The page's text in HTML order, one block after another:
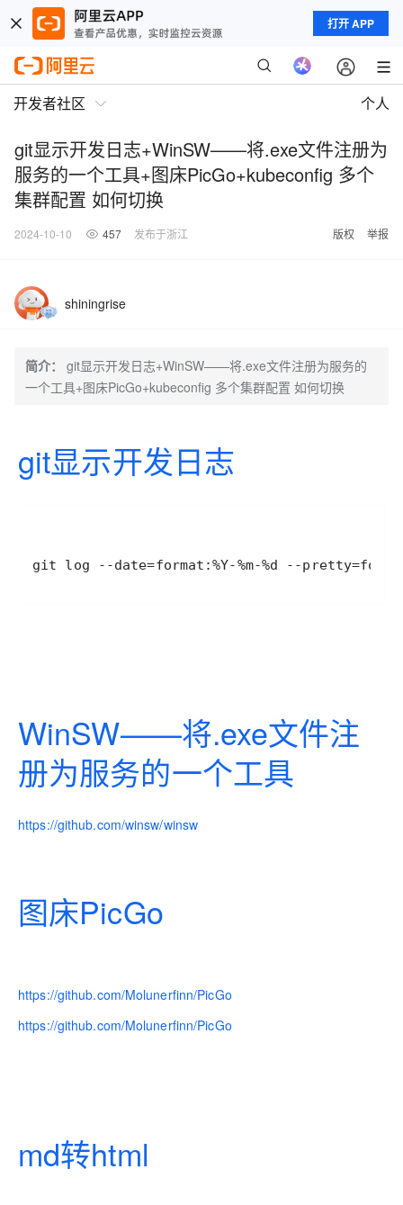
打开 APP
开发者社区 个人
git显示开发日志+WinSW——将.exe文件注册为
服务的一个工具+图床PicGo+kubeconfig 多个
集群配置 如何切换
2024-10-10 457 发布于浙江 版权 举报
shiningrise
简介：
git显示开发日志+WinSW——将.exe文件注册为服务的
一个工具+图床PicGo+kubeconfig 多个集群配置 如何切换
git显示开发日志
git log --date=format:%Y-%m-%d --
WinSW——将.exe文件注
册为服务的一个工具
https://github.com/winsw/winsw
图床PicGo
https://github.com/Molunerfinn/PicGo
https://github.com/Molunerfinn/PicGo
md转html